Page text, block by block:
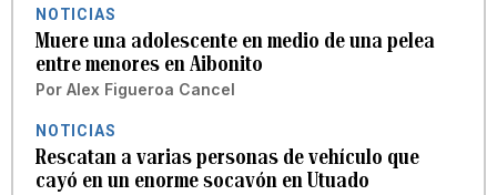
NOTICIAS
Muere una adolescente en medio de una pelea
entre menores en Aibonito
Por Alex Figueroa Cancel
NOTICIAS
Rescatan a varias personas de vehículo que
cayó en un enorme socavón en Utuado